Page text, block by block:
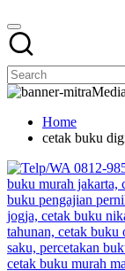
Home
cetak buku